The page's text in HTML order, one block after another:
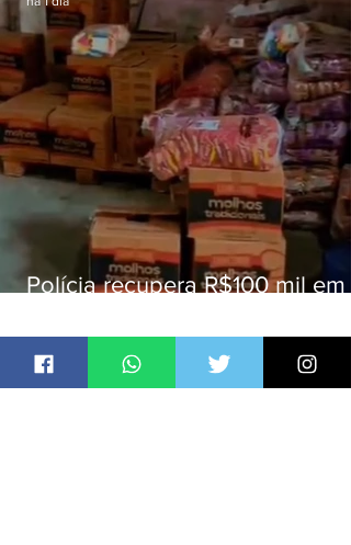
Polícia recupera R$100 mil em
Fluminense